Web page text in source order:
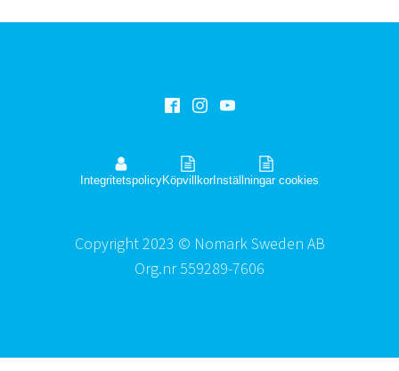
IntegritetspolicyKöpvillkorInställningar cookies
Copyright 2023 © Nomark Sweden AB
Org.nr 559289-7606